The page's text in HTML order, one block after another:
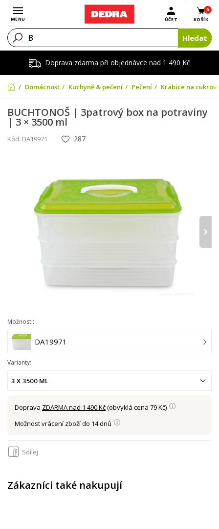
Doprava zdarma při objednávce nad 1 490 Kč
Otevřít menu
MENU
0
KOŠÍK
ÚČET
Hledat
Domácnost Kuchyně & pečení Pečení Krabice na cukroví
BUCHTONOŠ | 3patrový box na potraviny
| 3 × 3500 ml
Kód: DA19971 287
›
Možnosti:
DA19971
Varianty:
3 X 3500 ML
Doprava ZDARMA nad 1 490 Kč(obvyklá cena 79 Kč)
Možnost vrácení zboží do 14 dnů
Sdílej
Zákazníci také nakupují